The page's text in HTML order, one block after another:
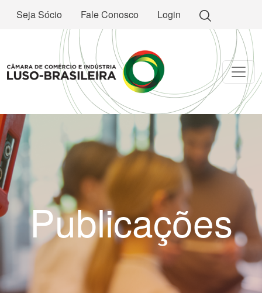
Seja Sócio Fale Conosco Login
Publicações